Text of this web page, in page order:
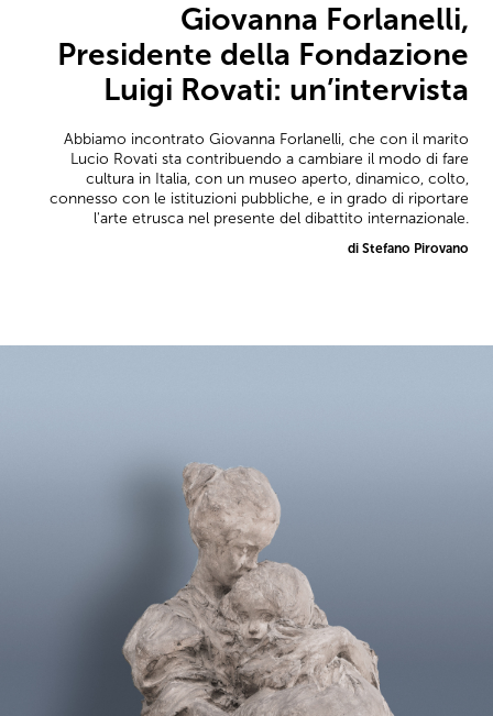
Giovanna Forlanelli,
Presidente della Fondazione
Luigi Rovati: un’intervista
Abbiamo incontrato Giovanna Forlanelli, che con il marito
Lucio Rovati sta contribuendo a cambiare il modo di fare
cultura in Italia, con un museo aperto, dinamico, colto,
connesso con le istituzioni pubbliche, e in grado di riportare
l'arte etrusca nel presente del dibattito internazionale.
di Stefano Pirovano